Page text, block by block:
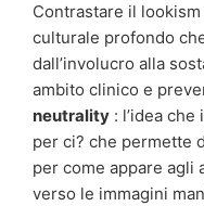
Contrastare il
culturale profondo
dall’involucro alla
ambito clinico e
neutrality : l’idea
per ci? che permette
per come appare agli
verso le immagini